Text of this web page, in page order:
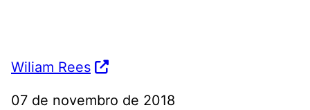
Wiliam Rees
07 de novembro de 2018